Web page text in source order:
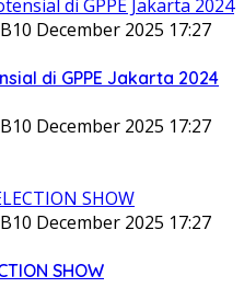
10 December 2025 17:27
di GPPE Jakarta 2024
10 December 2025 17:27
10 December 2025 17:27
SHOW